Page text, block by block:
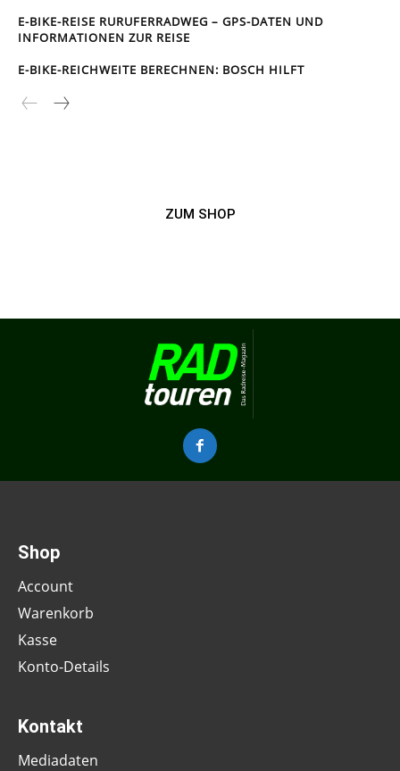
E-BIKE-REISE RUR­UFER­RAD­WEG – GPS-DATEN UND
INFORMATIONEN ZUR REISE
E-BIKE-REICHWEITE BERECHNEN: BOSCH HILFT
ZUM SHOP
Shop
Account
Warenkorb
Kasse
Konto-Details
Kontakt
Mediadaten